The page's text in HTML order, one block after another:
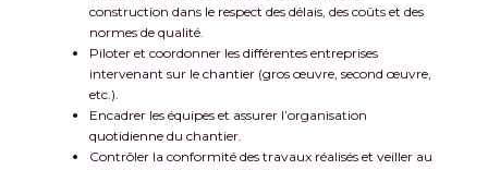
construction dans le respect des délais, des coûts et des
normes de qualité.
Piloter et coordonner les différentes entreprises
intervenant sur le chantier (gros œuvre, second œuvre,
etc.).
Encadrer les équipes et assurer l’organisation
quotidienne du chantier.
Contrôler la conformité des travaux réalisés et veiller au